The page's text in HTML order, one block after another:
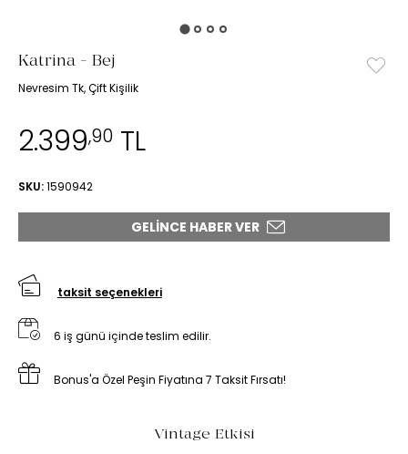
Katrina - Bej
Nevresim Tk, Çift Kişilik
2.399,90 TL
SKU:1590942
GELINCE HABER VER
taksit seçenekleri
6 iş günü içinde teslim edilir.
Bonus'a Özel Peşin Fiyatına 7 Taksit Fırsatı!
Vintage Etkisi